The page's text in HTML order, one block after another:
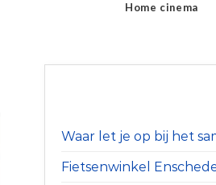
Home cinema
Waar let je op bij het
Fietsenwinkel